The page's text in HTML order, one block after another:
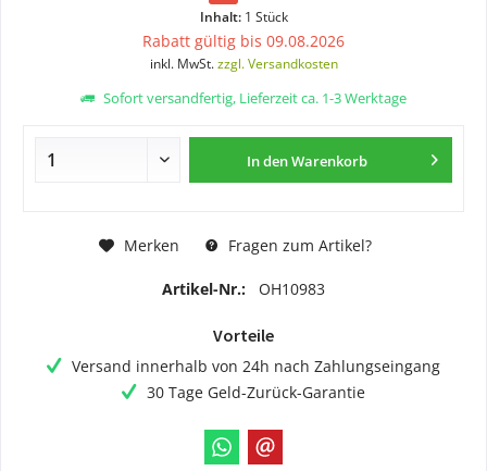
Inhalt: 1 Stück
Rabatt gültig bis 09.08.2026
inkl. MwSt.zzgl. Versandkosten
Sofort versandfertig, Lieferzeit ca. 1-3 Werktage
In denWarenkorb
Merken Fragen zum Artikel?
Artikel-Nr.: OH10983
Vorteile
Versand innerhalb von 24h nach Zahlungseingang
30 Tage Geld-Zurück-Garantie